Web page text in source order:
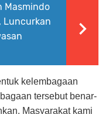
Masmindo
Luncurkan
kelembagaan
tersebut benar-
Masyarakat kami